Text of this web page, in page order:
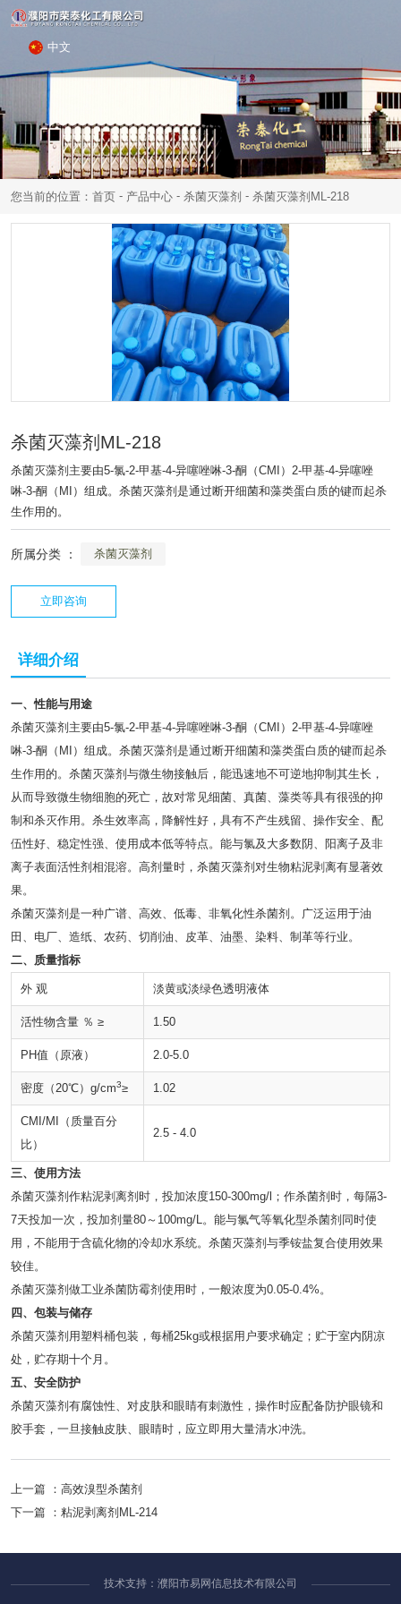
中文
您当前的位置：首页 - 产品中心 - 杀菌灭藻剂 - 杀菌灭藻剂ML-218
杀菌灭藻剂ML-218
杀菌灭藻剂主要由5-氯-2-甲基-4-异噻唑啉-3-酮（CMI）2-甲基-4-异噻唑
啉-3-酮（MI）组成。杀菌灭藻剂是通过断开细菌和藻类蛋白质的键而起杀
生作用的。
所属分类 ： 杀菌灭藻剂
立即咨询
详细介绍
一、性能与用途
杀菌灭藻剂主要由5-氯-2-甲基-4-异噻唑啉-3-酮（CMI）2-甲基-4-异噻唑
啉-3-酮（MI）组成。杀菌灭藻剂是通过断开细菌和藻类蛋白质的键而起杀
生作用的。杀菌灭藻剂与微生物接触后，能迅速地不可逆地抑制其生长，
从而导致微生物细胞的死亡，故对常见细菌、真菌、藻类等具有很强的抑
制和杀灭作用。杀生效率高，降解性好，具有不产生残留、操作安全、配
伍性好、稳定性强、使用成本低等特点。能与氯及大多数阴、阳离子及非
离子表面活性剂相混溶。高剂量时，杀菌灭藻剂对生物粘泥剥离有显著效
果。
杀菌灭藻剂是一种广谱、高效、低毒、非氧化性杀菌剂。广泛运用于油
田、电厂、造纸、农药、切削油、皮革、油墨、染料、制革等行业。
二、质量指标
外 观 淡黄或淡绿色透明液体
活性物含量 ％ ≥ 1.50
PH值（原液） 2.0-5.0
密度（20℃）g/cm3≥ 1.02
CMI/MI（质量百分
比）
2.5 - 4.0
三、使用方法
杀菌灭藻剂作粘泥剥离剂时，投加浓度150-300mg/l；作杀菌剂时，每隔3-
7天投加一次，投加剂量80～100mg/L。能与氯气等氧化型杀菌剂同时使
用，不能用于含硫化物的冷却水系统。杀菌灭藻剂与季铵盐复合使用效果
较佳。
杀菌灭藻剂做工业杀菌防霉剂使用时，一般浓度为0.05-0.4%。
四、包装与储存
杀菌灭藻剂用塑料桶包装，每桶25kg或根据用户要求确定；贮于室内阴凉
处，贮存期十个月。
五、安全防护
杀菌灭藻剂有腐蚀性、对皮肤和眼睛有刺激性，操作时应配备防护眼镜和
胶手套，一旦接触皮肤、眼睛时，应立即用大量清水冲洗。
上一篇 ： 高效溴型杀菌剂
下一篇 ： 粘泥剥离剂ML-214
技术支持：濮阳市易网信息技术有限公司